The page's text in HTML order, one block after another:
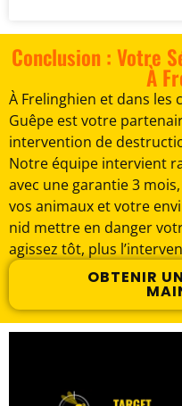
Conclusion : Votre
À
À Frelinghien et dans les
Guêpe est votre
intervention de
Notre équipe intervient
avec une garantie 3
vos animaux et votre
nid mettre en danger
agissez tôt, plus
OBTENIR